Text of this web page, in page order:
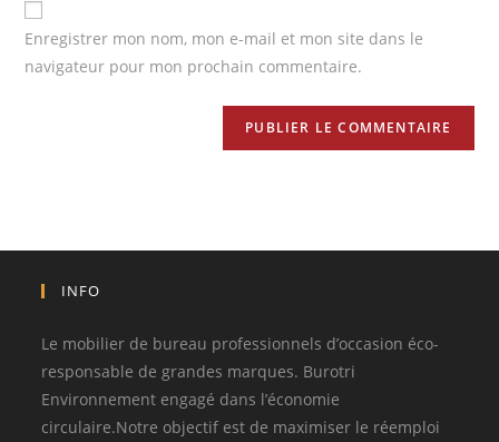
Enregistrer mon nom, mon e-mail et mon site dans le
navigateur pour mon prochain commentaire.
INFO
Le mobilier de bureau professionnels d’occasion éco-
responsable de grandes marques. Burotri
Environnement engagé dans l’économie
circulaire.Notre objectif est de maximiser le réemploi